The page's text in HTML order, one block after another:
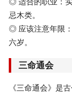
◎ 适合的职业：
忌木类。
◎ 应该注意年限
六岁。
三命通会
《三命通会》是